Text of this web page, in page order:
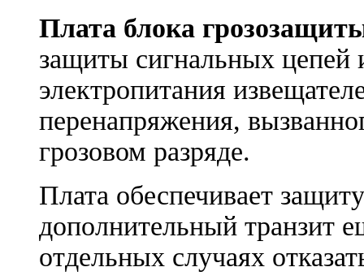
Плата блока
защиты сигнальных цепей
электропитания
перенапряжения,
грозовом разряде.
Плата обеспечивает
дополнительный транзит
отдельных случаях